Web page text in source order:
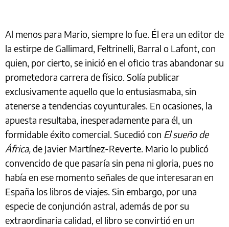
Al menos para Mario, siempre lo fue. Él era un editor de
la estirpe de Gallimard, Feltrinelli, Barral o Lafont, con
quien, por cierto, se inició en el oficio tras abandonar su
prometedora carrera de físico. Solía publicar
exclusivamente aquello que lo entusiasmaba, sin
atenerse a tendencias coyunturales. En ocasiones, la
apuesta resultaba, inesperadamente para él, un
formidable éxito comercial. Sucedió con El sueño de
África,de Javier Martínez-Reverte. Mario lo publicó
convencido de que pasaría sin pena ni gloria, pues no
había en ese momento señales de que interesaran en
España los libros de viajes. Sin embargo, por una
especie de conjunción astral, además de por su
extraordinaria calidad, el libro se convirtió en un